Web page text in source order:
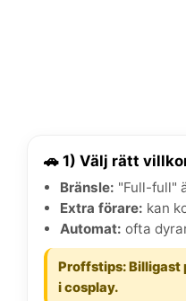
🚗 1) Välj rätt
Bränsle: "Full-full"
Extra förare: kan
Automat: ofta
Proffstips: Billigast
i cosplay.